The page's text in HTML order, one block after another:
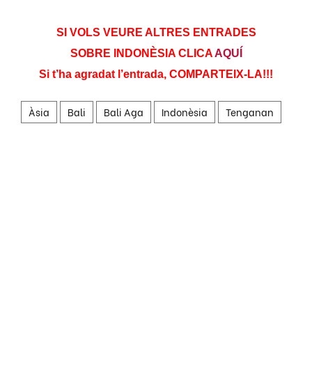
SI VOLS VEURE ALTRES ENTRADES
SOBRE INDONÈSIA CLICAAQUÍ
Si t’ha agradat l’entrada, COMPARTEIX-LA!!!
Àsia Bali Bali Aga Indonèsia Tenganan